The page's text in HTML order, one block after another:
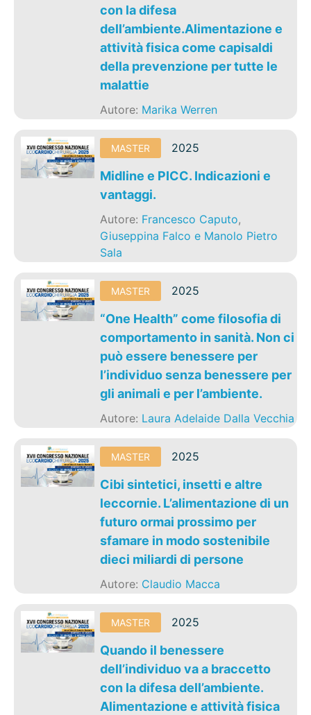
con la difesa
dell’ambiente.Alimentazione e
attività fisica come capisaldi
della prevenzione per tutte le
malattie
Autore: Marika Werren
MASTER 2025
Midline e PICC. Indicazioni e
vantaggi.
Autore: Francesco Caputo,
Giuseppina Falco e Manolo Pietro
Sala
MASTER 2025
“One Health” come filosofia di
comportamento in sanità. Non ci
può essere benessere per
l’individuo senza benessere per
gli animali e per l’ambiente.
Autore: Laura Adelaide Dalla Vecchia
MASTER 2025
Cibi sintetici, insetti e altre
leccornie. L’alimentazione di un
futuro ormai prossimo per
sfamare in modo sostenibile
dieci miliardi di persone
Autore: Claudio Macca
MASTER 2025
Quando il benessere
dell’individuo va a braccetto
con la difesa dell’ambiente.
Alimentazione e attività fisica